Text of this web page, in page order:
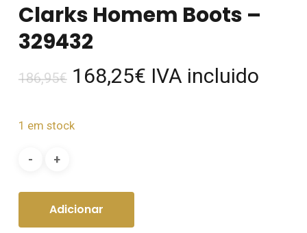
Clarks Homem Boots –
329432
186,95€ O
original
era:
168,25€OIVA incluido
1 em stock
Adicionar